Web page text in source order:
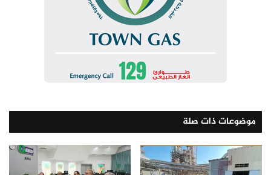
المنهدس كريم بدوي وزير البترول والثروة المعدنية
سكوت تشايلدرز شركة شيفرون العالمية
موضوعات ذات صلة